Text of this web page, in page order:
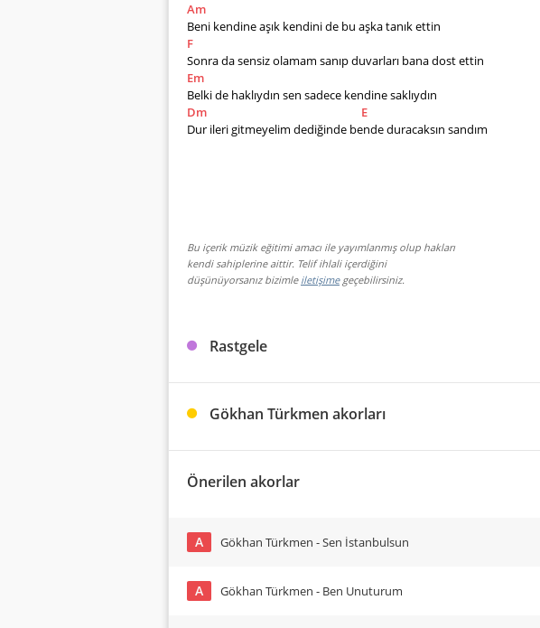
Am
Beni kendine aşık kendini de bu aşka tanık ettin
F
Sonra da sensiz olamam sanıp duvarları bana dost ettin
Em
Belki de haklıydın sen sadece kendine saklıydın
Dm
E
Dur ileri gitmeyelim dediğinde bende duracaksın sandım
Bu içerik müzik eğitimi amacı ile yayımlanmış olup hakları
kendi sahiplerine aittir. Telif ihlali içerdiğini
düşünüyorsanız bizimle iletişimegeçebilirsiniz.
Rastgele
Gökhan Türkmen akorları
Önerilen akorlar
A Gökhan Türkmen - Sen İstanbulsun
A Gökhan Türkmen - Ben Unuturum